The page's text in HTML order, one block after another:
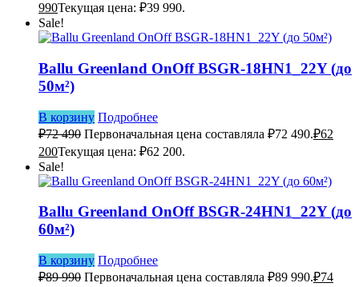
990Текущая цена: ₽39 990.
Sale!
Ballu Greenland OnOff BSGR-18HN1_22Y (до
50м²)
В корзину Подробнее
₽72 490 Первоначальная цена составляла ₽72 490.₽62
200Текущая цена: ₽62 200.
Sale!
Ballu Greenland OnOff BSGR-24HN1_22Y (до
60м²)
В корзину Подробнее
₽89 990 Первоначальная цена составляла ₽89 990.₽74